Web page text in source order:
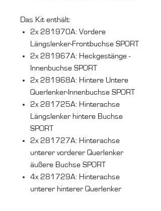
Das Kit enthält:
2x 281970A: Vordere
Längslenker-Frontbuchse SPORT
2x 281967A: Heckgestänge -
Innenbuchse SPORT
2x 281968A: Hintere Untere
Querlenker-Innenbuchse SPORT
2x 281725A: Hinterachse
Längslenker hintere Buchse
SPORT
2x 281727A: Hinterachse
unterer vorderer Querlenker
äußere Buchse SPORT
4x 281729A: Hinterachse
unterer hinterer Querlenker